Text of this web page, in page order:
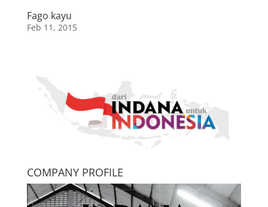
Fago kayu
Feb 11, 2015
COMPANY PROFILE